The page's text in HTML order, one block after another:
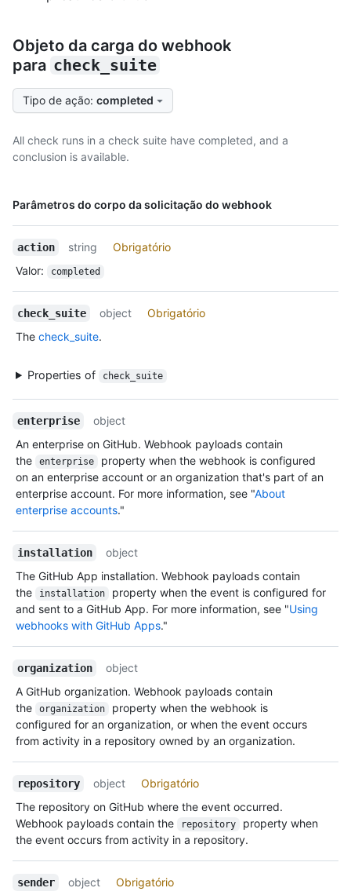
Objeto da carga do webhook
para check_suite
Tipo de ação: completed
All check runs in a check suite have completed, and a
conclusion is available.
Parâmetros do corpo da solicitação do webhook
Nome,
action string
Obrigatório
Valor: completed
check_suite object
Obrigatório
The check_suite.
Properties of check_suite
enterprise
object
An enterprise on GitHub. Webhook payloads contain
the
enterprise
property when the webhook is configured
on an enterprise account or an organization that's part of an
enterprise account. For more information, see "About
enterprise accounts."
installation
object
The GitHub App installation. Webhook payloads contain
the
installation
property when the event is configured for
and sent to a GitHub App. For more information, see "Using
webhooks with GitHub Apps."
organization
object
A GitHub organization. Webhook payloads contain
the
organization
property when the webhook is
configured for an organization, or when the event occurs
from activity in a repository owned by an organization.
repository object
Obrigatório
The repository on GitHub where the event occurred.
Webhook payloads contain the
repository
property when
the event occurs from activity in a repository.
sender object
Obrigatório